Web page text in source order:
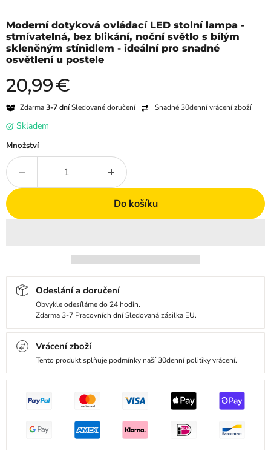
Moderní dotyková ovládací LED stolní lampa -
stmívatelná, bez blikání, noční světlo s bílým
skleněným stínidlem - ideální pro snadné
osvětlení u postele
Aktuální cena
20,99€
Zdarma3-7 dníSledované doručení Snadné 30denní vrácení zboží
Skladem
Množství
Do košíku
Odeslání a doručení
Obvykle odesíláme do 24 hodin.
Zdarma 3-7 Pracovních dní Sledovaná zásilka EU.
Vrácení zboží
Tento produkt splňuje podmínky naší 30denní politiky vrácení.